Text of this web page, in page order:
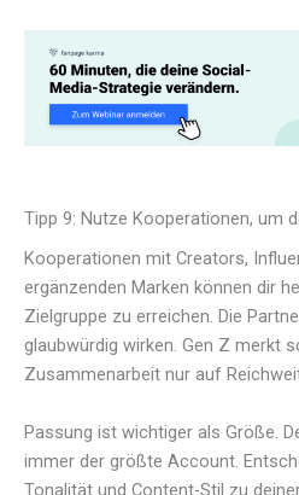
Tipp 9: Nutze Kooperationen, um
Kooperationen mit Creators,
ergänzenden Marken können dir
Zielgruppe zu erreichen. Die
glaubwürdig wirken. Gen Z merkt
Zusammenarbeit nur auf
Passung ist wichtiger als Größe.
immer der größte Account.
Tonalität und Content-Stil zu